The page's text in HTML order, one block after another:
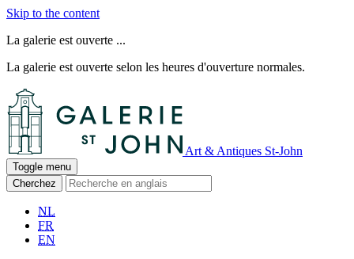
Skip to the content
La galerie est ouverte ...
La galerie est ouverte selon les heures d'ouverture normales.
Art & Antiques St-John
Toggle menu
Cherchez
NL
FR
EN